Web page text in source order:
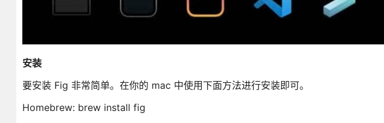
安装
要安装 Fig 非常简单。在你的 mac 中使用下面方法进行安装即可。
Homebrew: brew install fig